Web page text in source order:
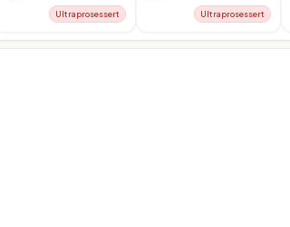
Ultraprosessert Ultraprosessert